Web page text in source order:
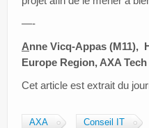
—-
Anne Vicq-Appas (M11),
Europe Region, AXA Tech
Cet article est extrait du
AXA Conseil IT